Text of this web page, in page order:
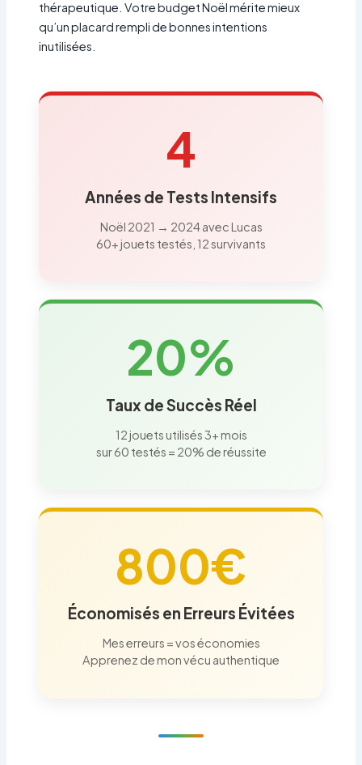
thérapeutique. Votre budget Noël mérite mieux
qu’un placard rempli de bonnes intentions
inutilisées.
4
Années de Tests Intensifs
Noël 2021 → 2024 avec Lucas
60+ jouets testés, 12 survivants
20%
Taux de Succès Réel
12 jouets utilisés 3+ mois
sur 60 testés = 20% de réussite
800€
Économisés en Erreurs Évitées
Mes erreurs = vos économies
Apprenez de mon vécu authentique